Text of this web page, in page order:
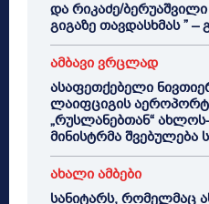
და რიკაძე/
გიგაზე თავდასხმას ”
ამბავი ვრცლად
ასაფეთქებელი
ლაიფციგის
„რუსლანებთან“
მინისტრმა შვებულება
ახალი ამბები
სანიტარს, რომელმაც